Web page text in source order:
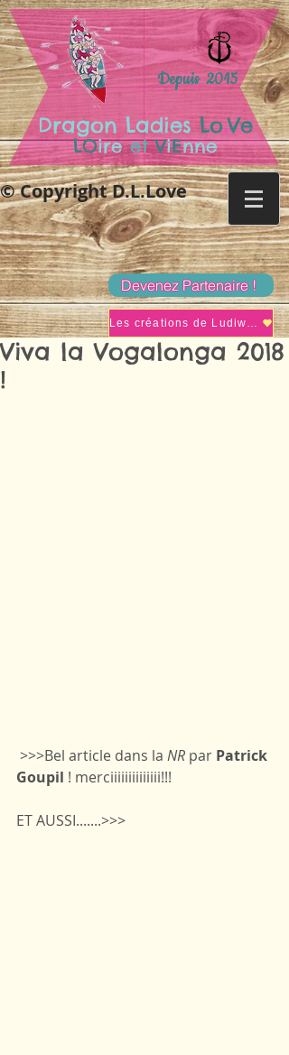
Dragon Ladies Lo.Ve
LOire et ViEnne
Depuis 2015
© Copyright D.L.Love
Devenez Partenaire !
Les créations de Ludiwine
Viva la Vogalonga 2018
!
>>>Bel article dans la NR par Patrick
Goupil ! merciiiiiiiiiiiiii!!!
ET AUSSI.......>>>